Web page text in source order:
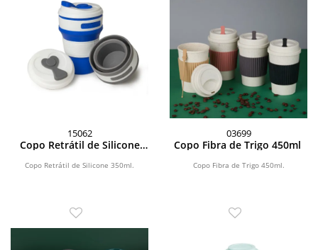
15062
Copo Retrátil de Silicone
Copo Retrátil de Silicone 350ml.
03699
Copo Fibra de Trigo 450ml
Copo Fibra de Trigo 450ml.